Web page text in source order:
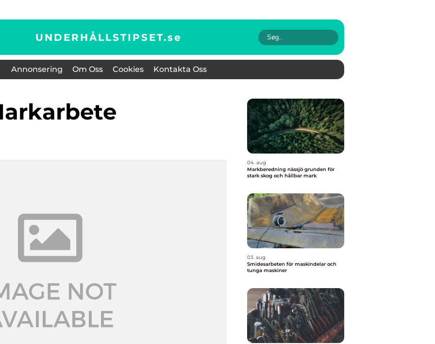
UNDERHÅLLSTIPSET.se
Annonsering Om Oss Cookies Kontakta Oss
markarbete
04. aug
Markberedning nässjö grunden för
stark skog och hållbar mark
03. aug
Smidesarbeten för maskindelar och
tunga maskiner